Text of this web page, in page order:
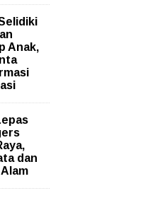
Anak,
dan